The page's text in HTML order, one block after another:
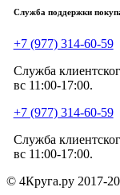
Служба поддержки
+7 (977) 314-60-59
Служба
вс 11:00-17:00.
+7 (977) 314-60-59
Служба
вс 11:00-17:00.
© 4Круга.ру 2017-